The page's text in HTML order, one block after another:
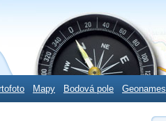
Mapy Bodová pole Geonames